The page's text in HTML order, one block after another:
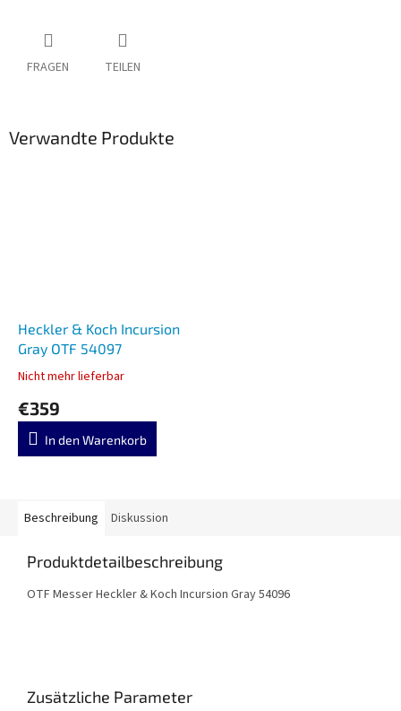
FRAGEN TEILEN
Verwandte Produkte
Heckler & Koch Incursion
Gray OTF 54097
Nicht mehr lieferbar
€359
In den Warenkorb
Beschreibung Diskussion
Produktdetailbeschreibung
OTF Messer Heckler & Koch Incursion Gray 54096
Zusätzliche Parameter